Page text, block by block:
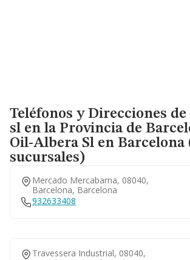
Teléfonos y Direcciones
sl en la Provincia de
Oil-Albera Sl en Barcelona
sucursales)
Mercado Mercabarna, 08040,
Barcelona, Barcelona
932633408
Travessera Industrial, 08040,